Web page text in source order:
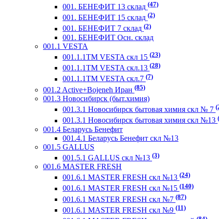
001. БЕНЕФИТ 13 склад (47)
001. БЕНЕФИТ 15 склад (2)
001. БЕНЕФИТ 7 склад (2)
001. БЕНЕФИТ Осн. склад
001.1 VESTA
001.1.1ТМ VESTA скл 15 (23)
001.1.1ТМ VESTA скл.13 (28)
001.1.1ТМ VESTA скл.7 (7)
001.2 Active+Bojeneh Иран (85)
001.3 Новосибирск (быт.химия)
001.3.1 Новосибирск бытовая химия скл № 7
001.3.1 Новосибирск бытовая химия скл №13
001.4 Беларусь Бенефит
001.4.1 Беларусь Бенефит скл №13
001.5 GALLUS
001.5.1 GALLUS скл №13 (3)
001.6 MASTER FRESH
001.6.1 MASTER FRESH скл №13 (24)
001.6.1 MASTER FRESH скл №15 (140)
001.6.1 MASTER FRESH скл №7 (87)
001.6.1 MASTER FRESH скл №9 (11)